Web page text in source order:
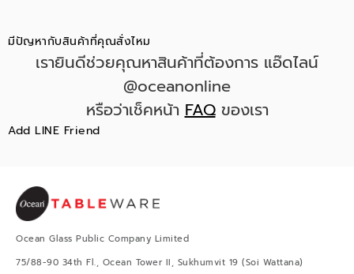
มีปัญหากับสินค้าที่คุณสั่งไหม
เรายินดีช่วยคุณหาสินค้าที่ต้องการ แอ๊ดไลน์
@oceanonline
หรือว่าเช็คหน้าFAQของเรา
Add LINE Friend
Ocean Glass Public Company Limited
75/88-90 34th Fl., Ocean Tower II, Sukhumvit 19 (Soi Wattana)